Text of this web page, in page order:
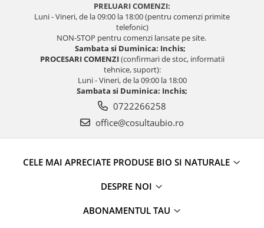
PRELUARI COMENZI:
Luni - Vineri, de la 09:00 la 18:00 (pentru comenzi primite
telefonic)
NON-STOP pentru comenzi lansate pe site.
Sambata si Duminica: Inchis;
PROCESARI COMENZI(confirmari de stoc, informatii
tehnice, suport):
Luni - Vineri, de la 09:00 la 18:00
Sambata si Duminica: Inchis;
0722266258
office@cosultaubio.ro
CELE MAI APRECIATE PRODUSE BIO SI NATURALE
DESPRE NOI
ABONAMENTUL TAU